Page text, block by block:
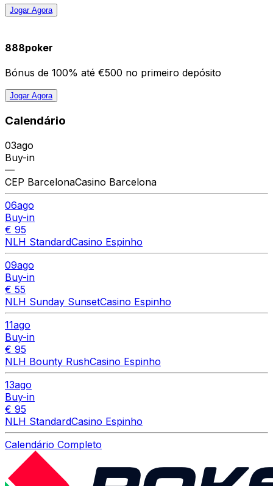
Jogar Agora
888poker
Bónus de 100% até €500 no primeiro depósito
Jogar Agora
Calendário
03ago
Buy-in
—
CEP BarcelonaCasino Barcelona
06ago
Buy-in
€ 95
NLH StandardCasino Espinho
09ago
Buy-in
€ 55
NLH Sunday SunsetCasino Espinho
11ago
Buy-in
€ 95
NLH Bounty RushCasino Espinho
13ago
Buy-in
€ 95
NLH StandardCasino Espinho
Calendário Completo